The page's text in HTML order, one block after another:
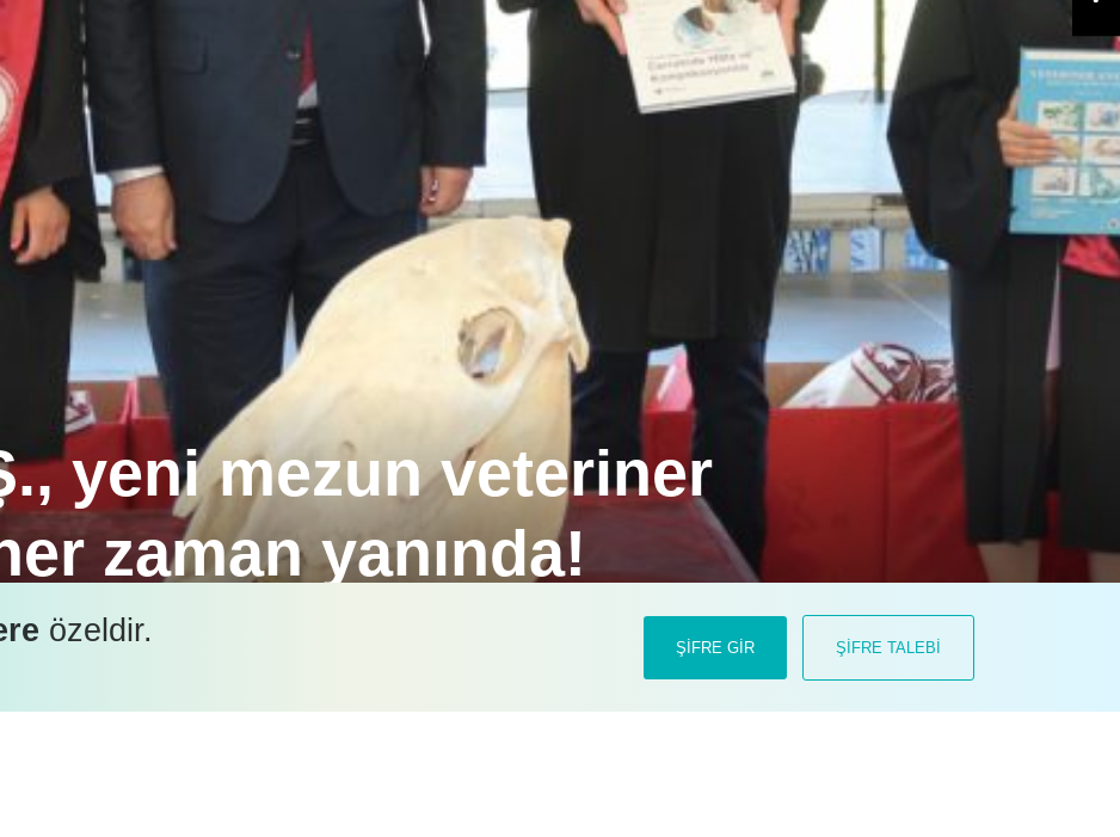
yeni mezun veteriner
zaman yanında!
dönemlerinden itibaren destekleyen İnterhas A.Ş., Ankara Üniversitesi Veteriner Fakültesi
onur konuğuydu.
özeldir. ŞİFRE GİR ŞİFRE TALEBİ